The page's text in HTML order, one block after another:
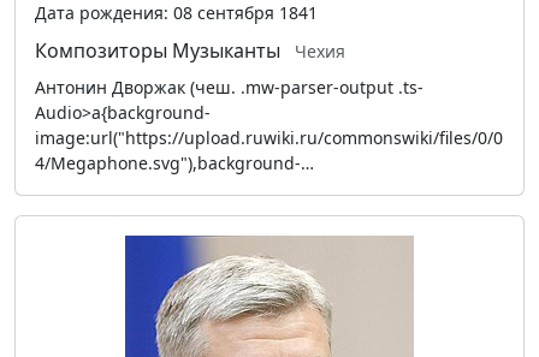
Дата рождения: 08 сентября 1841
Композиторы Музыканты
Чехия
Антонин Дворжак (чеш. .mw-parser-output .ts-
Audio>a{background-
image:url("https://upload.ruwiki.ru/commonswiki/files/0/0
4/Megaphone.svg"),background-…